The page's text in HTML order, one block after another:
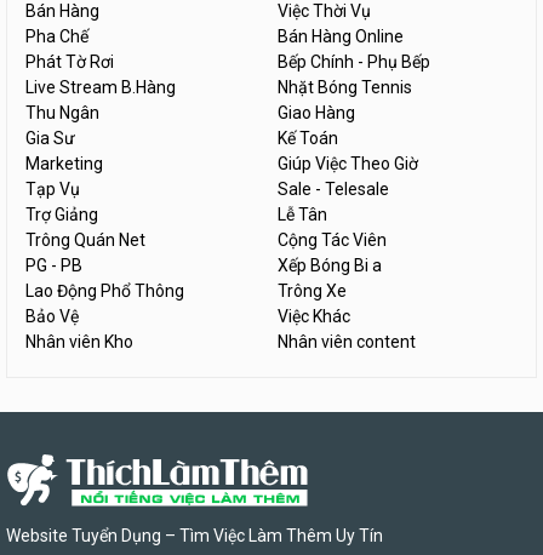
Bán Hàng
Việc Thời Vụ
Pha Chế
Bán Hàng Online
Phát Tờ Rơi
Bếp Chính - Phụ Bếp
Live Stream B.Hàng
Nhặt Bóng Tennis
Thu Ngân
Giao Hàng
Gia Sư
Kế Toán
Marketing
Giúp Việc Theo Giờ
Tạp Vụ
Sale - Telesale
Trợ Giảng
Lễ Tân
Trông Quán Net
Cộng Tác Viên
PG - PB
Xếp Bóng Bi a
Lao Động Phổ Thông
Trông Xe
Bảo Vệ
Việc Khác
Nhân viên Kho
Nhân viên content
Website Tuyển Dụng – Tìm Việc Làm Thêm Uy Tín